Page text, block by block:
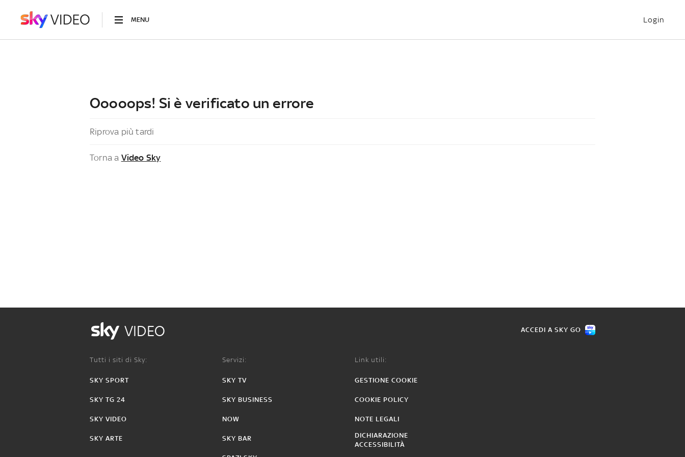
MENU Login
Ooooops! Si è verificato un errore
Riprova più tardi
Torna a Video Sky
VIDEO ACCEDI A SKY GO
Tutti i siti di Sky:
SKY SPORT
SKY TG 24
SKY VIDEO
SKY ARTE
Servizi:
SKY TV
SKY BUSINESS
NOW
SKY BAR
Link utili:
GESTIONE COOKIE
COOKIE POLICY
NOTE LEGALI
DICHIARAZIONE
ACCESSIBILITÀ